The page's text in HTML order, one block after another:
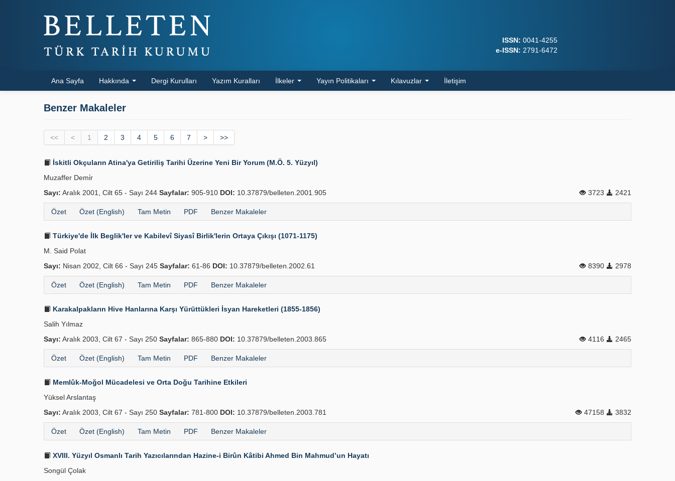
ISSN: 0041-4255
e-ISSN: 2791-6472
Ana Sayfa Hakkında Dergi Kurulları Yazım Kuralları İlkeler Yayın Politikaları Kılavuzlar İletişim
Benzer Makaleler
<< < 1 2 3 4 5 6 7 > >>
İskitli Okçuların Atina'ya Getiriliş Tarihi Üzerine Yeni Bir Yorum (M.Ö. 5. Yüzyıl)
Muzaffer Demi̇r
Sayı: Aralık 2001, Cilt 65 - Sayı 244 Sayfalar: 905-910 DOI: 10.37879/belleten.2001.905 3723 2421
Özet Özet (English) Tam Metin PDF Benzer Makaleler
Türkiye'de İlk Beglik'ler ve Kabilevî Siyasî Birlik'lerin Ortaya Çıkışı (1071-1175)
M. Said Polat
Sayı: Nisan 2002, Cilt 66 - Sayı 245 Sayfalar: 61-86 DOI: 10.37879/belleten.2002.61 8390 2978
Özet Özet (English) Tam Metin PDF Benzer Makaleler
Karakalpakların Hive Hanlarına Karşı Yürüttükleri İsyan Hareketleri (1855-1856)
Salih Yılmaz
Sayı: Aralık 2003, Cilt 67 - Sayı 250 Sayfalar: 865-880 DOI: 10.37879/belleten.2003.865 4116 2465
Özet Özet (English) Tam Metin PDF Benzer Makaleler
Memlûk-Moğol Mücadelesi ve Orta Doğu Tarihine Etkileri
Yüksel Arslantaş
Sayı: Aralık 2003, Cilt 67 - Sayı 250 Sayfalar: 781-800 DOI: 10.37879/belleten.2003.781 47158 3832
Özet Özet (English) Tam Metin PDF Benzer Makaleler
XVIII. Yüzyıl Osmanlı Tarih Yazıcılarından Hazine-i Birûn Kâtibi Ahmed Bin Mahmud’un Hayatı
Songül Çolak